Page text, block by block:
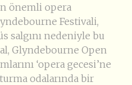
önemli opera
Festivali,
salgını nedeniyle bu
Glyndebourne Open
‘opera gecesi’ne
odalarında bir